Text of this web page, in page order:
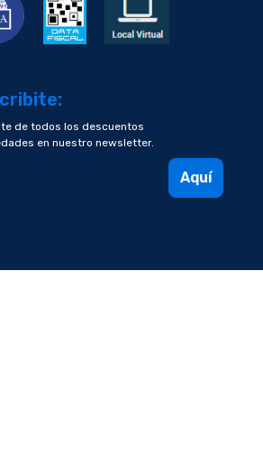
de todos los descuentos
en nuestro newsletter.
Aquí